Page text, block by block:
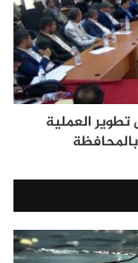
العملية